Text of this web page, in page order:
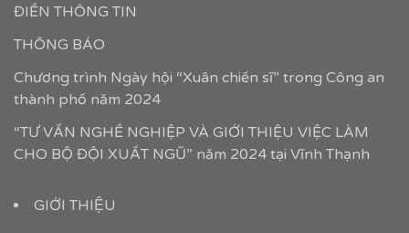
ĐIỀN THÔNG TIN
THÔNG BÁO
Chương trình Ngày hội “Xuân chiến sĩ” trong Công an
thành phố năm 2024
“TƯ VẤN NGHỀ NGHIỆP VÀ GIỚI THIỆU VIỆC LÀM
CHO BỘ ĐỘI XUẤT NGŨ” năm 2024 tại Vĩnh Thạnh
GIỚI THIỆU